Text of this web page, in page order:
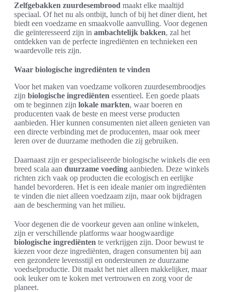
Zelfgebakken zuurdesembrood maakt elke maaltijd
speciaal. Of het nu als ontbijt, lunch of bij het diner dient, het
biedt een voedzame en smaakvolle aanvulling. Voor degenen
die geïnteresseerd zijn in ambachtelijk bakken, zal het
ontdekken van de perfecte ingrediënten en technieken een
waardevolle reis zijn.
Waar biologische ingrediënten te vinden
Voor het maken van voedzame volkoren zuurdesembroodjes
zijn biologische ingrediënten essentieel. Een goede plaats
om te beginnen zijn lokale markten, waar boeren en
producenten vaak de beste en meest verse producten
aanbieden. Hier kunnen consumenten niet alleen genieten van
een directe verbinding met de producenten, maar ook meer
leren over de duurzame methoden die zij gebruiken.
Daarnaast zijn er gespecialiseerde biologische winkels die een
breed scala aan duurzame voeding aanbieden. Deze winkels
richten zich vaak op producten die ecologisch en eerlijke
handel bevorderen. Het is een ideale manier om ingrediënten
te vinden die niet alleen voedzaam zijn, maar ook bijdragen
aan de bescherming van het milieu.
Voor degenen die de voorkeur geven aan online winkelen,
zijn er verschillende platforms waar hoogwaardige
biologische ingrediënten te verkrijgen zijn. Door bewust te
kiezen voor deze ingrediënten, dragen consumenten bij aan
een gezondere levensstijl en ondersteunen ze duurzame
voedselproductie. Dit maakt het niet alleen makkelijker, maar
ook leuker om te koken met vertrouwen en zorg voor de
planeet.